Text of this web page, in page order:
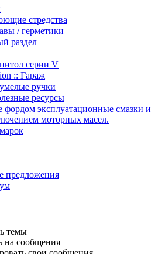
стредства
/ герметики
раздел
серии V
:: Гараж
ручки
ресурсы
эксплуатационные смазки и
моторных масел.
предложения
темы
на сообщения